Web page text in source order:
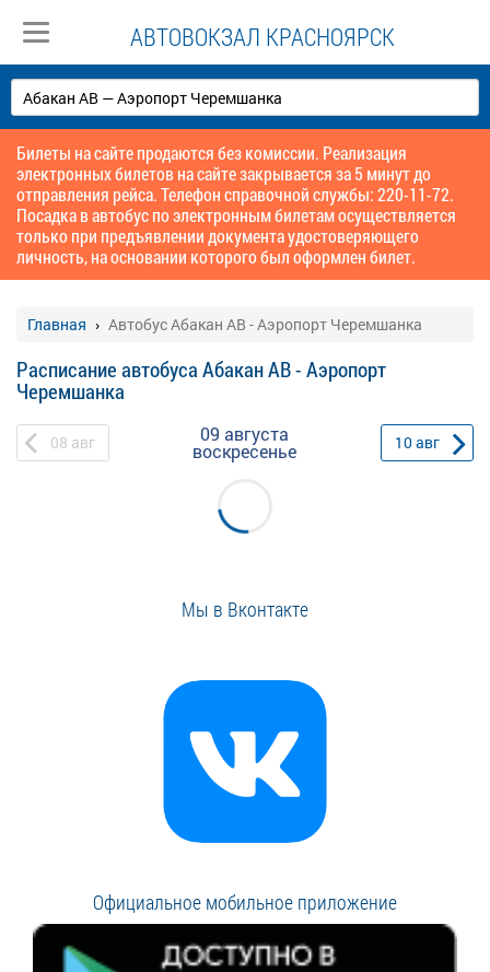
АВТОВОКЗАЛ КРАСНОЯРСК
Билеты на сайте продаются без комиссии. Реализация
электронных билетов на сайте закрывается за 5 минут до
отправления рейса. Телефон справочной службы: 220-11-72.
Посадка в автобус по электронным билетам осуществляется
только при предъявлении документа удостоверяющего
личность, на основании которого был оформлен билет.
Главная Автобус Абакан АВ - Аэропорт Черемшанка
Расписание автобуса Абакан АВ - Аэропорт
Черемшанка
08 авг 09 августа
воскресенье 10авг
Мы в Вконтакте
Официальное мобильное приложение